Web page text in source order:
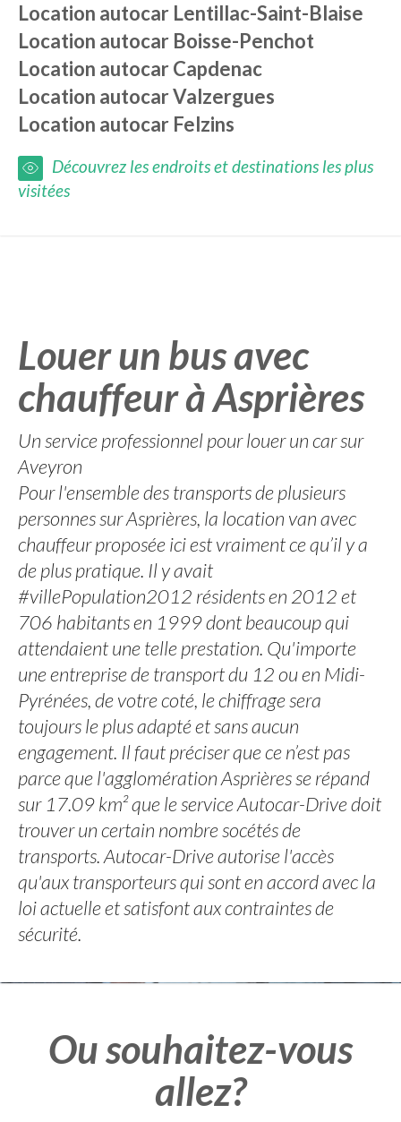
Location autocar Lentillac-Saint-Blaise
Location autocar Boisse-Penchot
Location autocarCapdenac
Location autocarValzergues
Location autocar Felzins
Découvrez les endroits et destinations les plus
visitées
Louer un bus avec
chauffeur à Asprières
Un service professionnel pour louer un car sur
Aveyron
Pour l'ensemble des transports de plusieurs
personnes sur Asprières, la location van avec
chauffeur proposée ici est vraiment ce qu’il y a
de plus pratique. Il y avait
#villePopulation2012 résidents en 2012 et
706 habitants en 1999 dont beaucoup qui
attendaient une telle prestation. Qu'importe
une entreprise de transport du 12 ou en Midi-
Pyrénées, de votre coté, le chiffrage sera
toujours le plus adapté et sans aucun
engagement. Il faut préciser que ce n’est pas
parce que l'agglomération Asprières se répand
sur 17.09 km² que le service Autocar-Drive doit
trouver un certain nombre socétés de
transports. Autocar-Drive autorise l'accès
qu'aux transporteurs qui sont en accord avec la
loi actuelle et satisfont aux contraintes de
sécurité.
Ou souhaitez-vous
allez?